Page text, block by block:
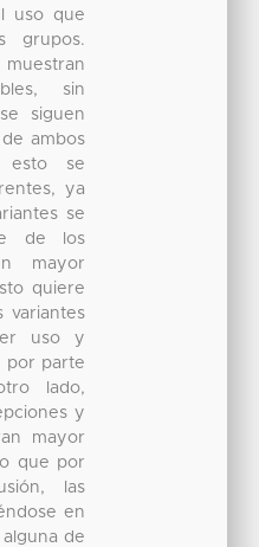
uso que
grupos.
sin
siguen
ambos
esto se
ya
se
de los
mayor
quiere
variantes
uso y
por parte
lado,
y
mayor
que por
las
en
de